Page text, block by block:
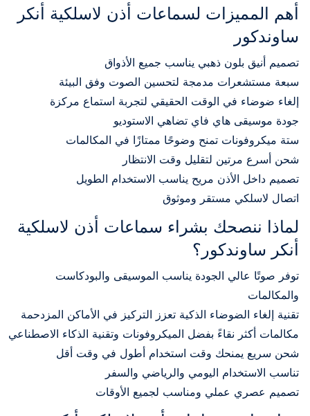
أهم المميزات لسماعات أذن لاسلكية أنكر
ساوندكور
تصميم أنيق بلون ذهبي يناسب جميع الأذواق
سبعة مستشعرات مدمجة لتحسين الصوت وفق البيئة
إلغاء ضوضاء في الوقت الحقيقي لتجربة استماع مركزة
جودة موسيقى هاي فاي تضاهي الاستوديو
ستة ميكروفونات تمنح وضوحًا ممتازًا في المكالمات
شحن أسرع مرتين لتقليل وقت الانتظار
تصميم داخل الأذن مريح يناسب الاستخدام الطويل
اتصال لاسلكي مستقر وموثوق
لماذا ننصحك بشراء سماعات أذن لاسلكية
أنكر ساوندكور؟
توفر صوتًا عالي الجودة يناسب الموسيقى والبودكاست
والمكالمات
تقنية إلغاء الضوضاء الذكية تعزز التركيز في الأماكن المزدحمة
مكالمات أكثر نقاءً بفضل الميكروفونات وتقنية الذكاء الاصطناعي
شحن سريع يمنحك وقت استخدام أطول في وقت أقل
تناسب الاستخدام اليومي والرياضي والسفر
تصميم عصري عملي ومناسب لجميع الأوقات